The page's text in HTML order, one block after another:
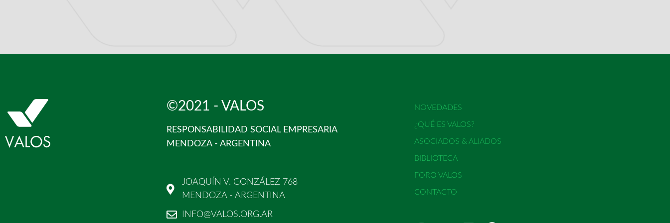
©2021 - VALOS
RESPONSABILIDAD SOCIAL EMPRESARIA
MENDOZA - ARGENTINA
JOAQUÍN V. GONZÁLEZ 768
MENDOZA - ARGENTINA
INFO@VALOS.ORG.AR
NOVEDADES
¿QUÉ ES VALOS?
ASOCIADOS & ALIADOS
BIBLIOTECA
FORO VALOS
CONTACTO